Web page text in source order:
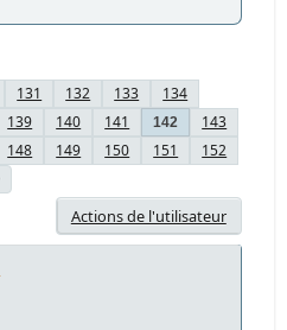
131 132 133
134
139 140 141 142
143
148 149 150 151
152
Actions de l'utilisateur